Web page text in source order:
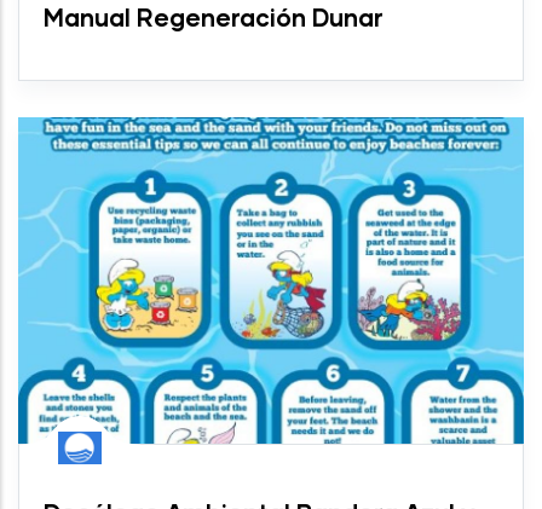
Manual Regeneración Dunar